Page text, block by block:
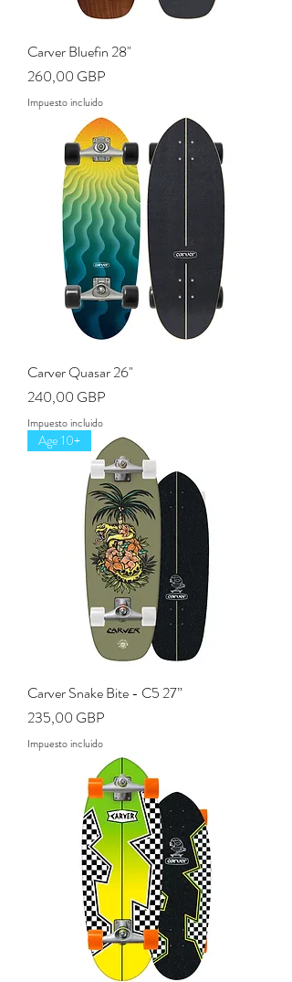
Carver Bluefin 28"
Precio
260,00 GBP
Impuesto incluido
Carver Quasar 26"
Precio
240,00 GBP
Impuesto incluido
Age 10+
Carver Snake Bite - C5 27”
Precio
235,00 GBP
Impuesto incluido